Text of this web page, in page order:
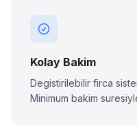
Kolay Bakim
Degistirilebilir firca
Minimum bakim